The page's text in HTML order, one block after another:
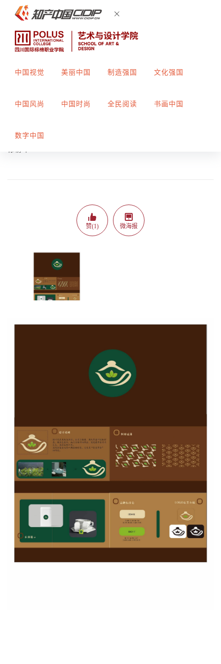
中国视觉 美丽中国 制造强国 文化强国
中国风尚 中国时尚 全民阅读 书画中国
数字中国
指导教师：
赞(1) 微海报